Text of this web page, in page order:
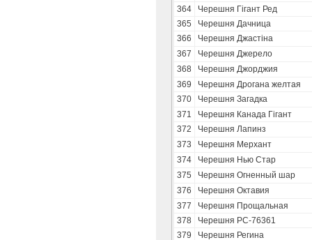
364
Черешня Гігант Ред
365
Черешня Дачница
366
Черешня Джастіна
367
Черешня Джерело
368
Черешня Джорджия
369
Черешня Дрогана желтая
370
Черешня Загадка
371
Черешня Канада Гігант
372
Черешня Лапинз
373
Черешня Мерхант
374
Черешня Нью Стар
375
Черешня Огненный шар
376
Черешня Октавия
377
Черешня Прощальная
378
Черешня РС-76361
379
Черешня Регина